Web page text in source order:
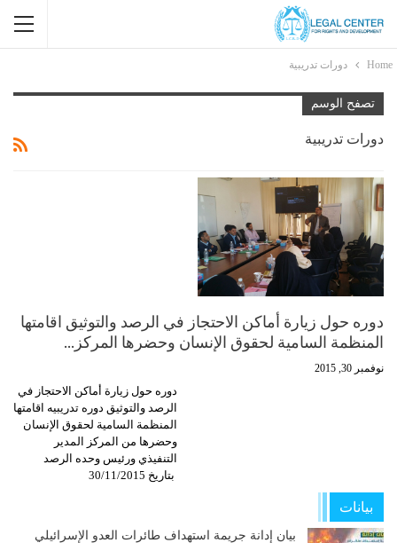
Home دورات تدريبية
تصفح الوسم
دورات تدريبية
دوره حول زيارة أماكن الاحتجاز في الرصد والتوثيق اقامتها
المنظمة السامية لحقوق الإنسان وحضرها المركز…
نوفمبر 30, 2015
دوره حول زيارة أماكن الاحتجاز في
الرصد والتوثيق دوره تدريبيه اقامتها
المنظمة السامية لحقوق الإنسان
وحضرها من المركز المدير
التنفيذي ورئيس وحده الرصد
بتاريخ 30/11/2015
بيانات
بيان إدانة جريمة استهداف طائرات العدو الإسرائيلي